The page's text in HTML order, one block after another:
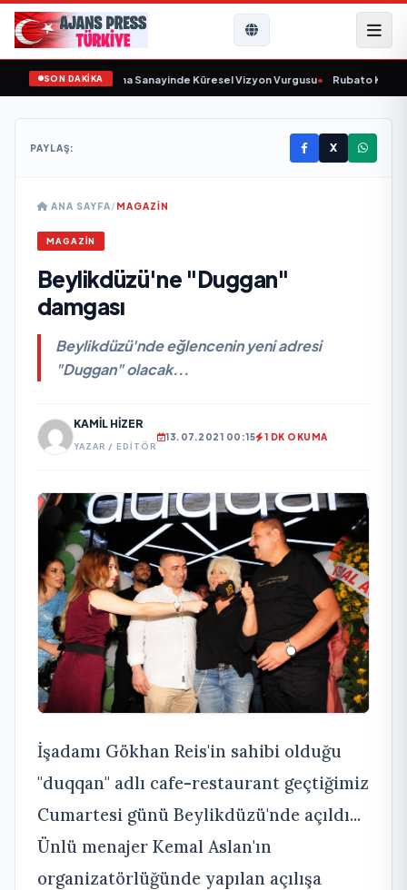
SON DAKİKA
Açıkladı ve Savunma Sanayinde Küresel Vizyon Vurgusu• Rubato Konser
PAYLAŞ: X
ANA SAYFA/MAGAZİN
MAGAZİN
Beylikdüzü'ne "Duggan"
damgası
Beylikdüzü'nde eğlencenin yeni adresi
"Duggan" olacak...
KAMIL HIZER
YAZAR / EDITÖR
13.07.2021 00:15 1 DK OKUMA
İşadamı Gökhan Reis'in sahibi olduğu
"duqqan" adlı cafe-restaurant geçtiğimiz
Cumartesi günü Beylikdüzü'nde açıldı...
Ünlü menajer Kemal Aslan'ın
organizatörlüğünde yapılan açılışa